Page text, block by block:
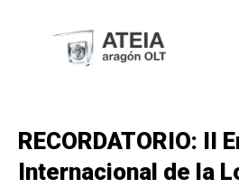
RECORDATORIO: II
Internacional de la